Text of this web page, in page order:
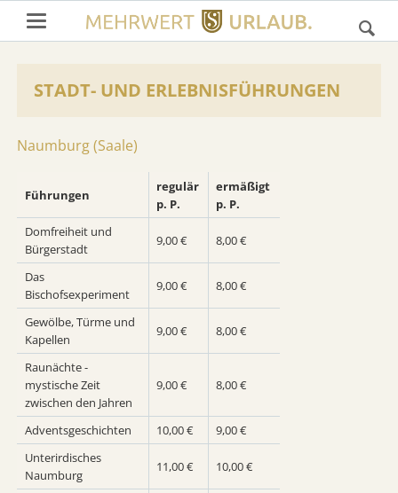
STADT- UND ERLEBNISFÜHRUNGEN
Naumburg (Saale)
Führungen
regulär
p. P.
ermäßigt
p. P.
Domfreiheit und
Bürgerstadt
9,00 € 8,00 €
Das
Bischofsexperiment
9,00 € 8,00 €
Gewölbe, Türme und
Kapellen
9,00 € 8,00 €
Raunächte -
mystische Zeit
zwischen den Jahren
9,00 € 8,00 €
Adventsgeschichten 10,00 €
9,00 €
Unterirdisches
Naumburg
11,00 € 10,00 €